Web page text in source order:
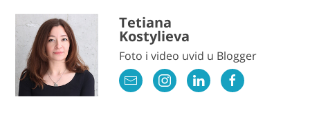
Tetiana
Kostylieva
Foto i video uvid u Blogger